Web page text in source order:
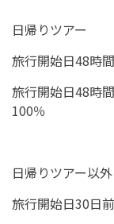
日帰りツアー
旅行開始日48時
旅行開始日48時
100％
日帰りツアー以外
旅行開始日30日